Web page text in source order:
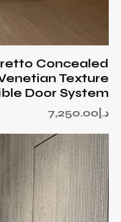
Concealed
Texture
Door System
د.إ7,250.00